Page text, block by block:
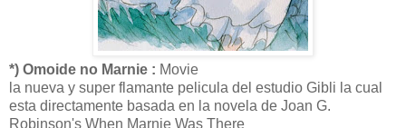
*) Omoide no Marnie : Movie
la nueva y super flamante pelicula del estudio Gibli la cual
esta directamente basada en la novela de Joan G.
Robinson's When Marnie Was There